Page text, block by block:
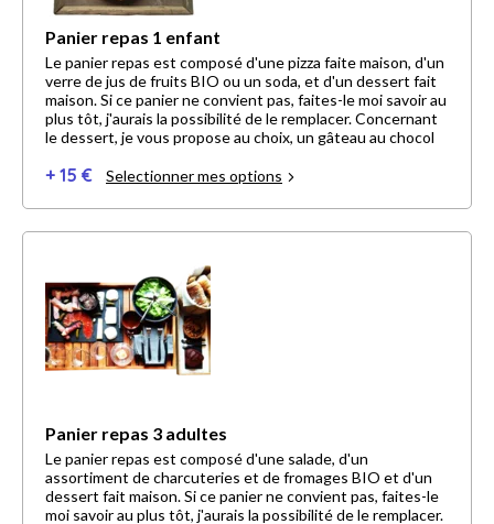
Panier repas 1 enfant
Le panier repas est composé d'une pizza faite maison, d'un
verre de jus de fruits BIO ou un soda, et d'un dessert fait
maison. Si ce panier ne convient pas, faites-le moi savoir au
plus tôt, j'aurais la possibilité de le remplacer. Concernant
le dessert, je vous propose au choix, un gâteau au chocol
+ 15 € Selectionner mes options
Panier repas 3 adultes
Le panier repas est composé d'une salade, d'un
assortiment de charcuteries et de fromages BIO et d'un
dessert fait maison. Si ce panier ne convient pas, faites-le
moi savoir au plus tôt, j'aurais la possibilité de le remplacer.